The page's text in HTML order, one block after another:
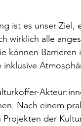
ist es unser
wirklich alle
können
Nach einem
Projekten der